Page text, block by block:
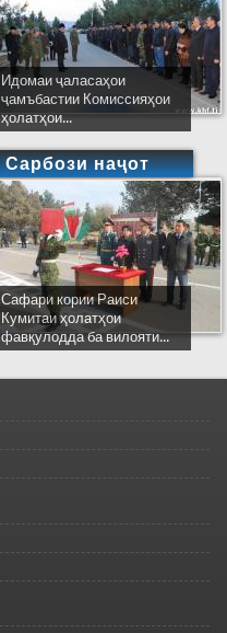
Идомаи ҷаласаҳои
ҷамъбастии Комиссияҳои
ҳолатҳои...
Сарбози наҷот
Сафари кории Раиси
Кумитаи ҳолатҳои
фавқулодда ба вилояти...